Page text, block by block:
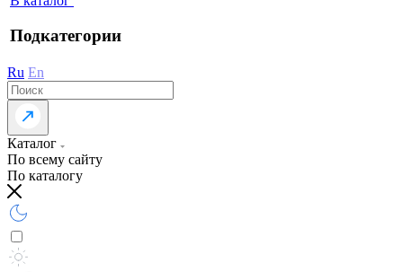
Подкатегории
Ru En
Каталог
По всему сайту
По каталогу